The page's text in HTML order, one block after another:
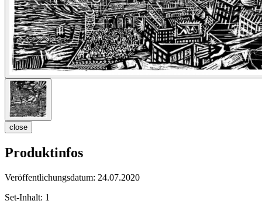
close
Produktinfos
Veröffentlichungsdatum: 24.07.2020
Set-Inhalt: 1